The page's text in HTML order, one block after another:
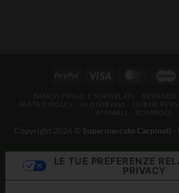
Copyright 2026 © Supermercato Carpineti -
LE TUE PREFERENZE
PRIVACY